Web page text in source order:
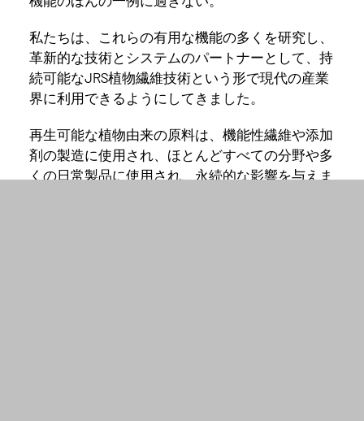
私たちは、これらの有用な機能の多くを研究し、
革新的な技術とシステムのパートナーとして、持
続可能なJRS植物繊維技術という形で現代の産業
界に利用できるようにしてきました。
再生可能な植物由来の原料は、機能性繊維や添加
剤の製造に使用され、ほとんどすべての分野や多
くの日常製品に使用され、永続的な影響を与えま